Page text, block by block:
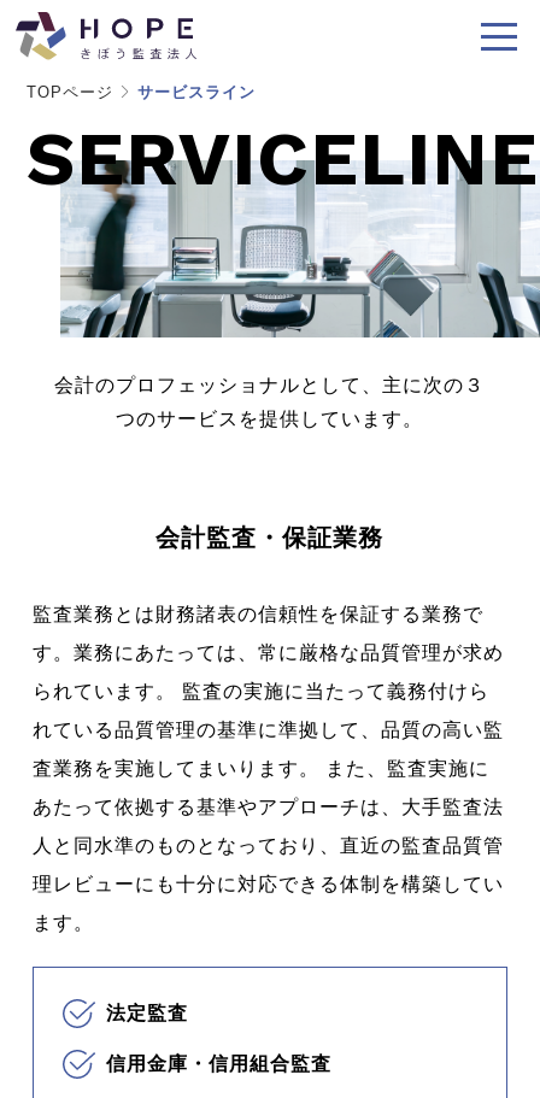
HOME
VISION
SERVICE
QUALITY
PARTNER
HOTLINE
TOPページ サービスライン
SERVICELINE
会計のプロフェッショナルとして、主に次の３
つのサービスを提供しています。
会計監査・保証業務
監査業務とは財務諸表の信頼性を保証する業務で
す。業務にあたっては、常に厳格な品質管理が求め
られています。 監査の実施に当たって義務付けら
れている品質管理の基準に準拠して、品質の高い監
査業務を実施してまいります。 また、監査実施に
あたって依拠する基準やアプローチは、大手監査法
人と同水準のものとなっており、直近の監査品質管
理レビューにも十分に対応できる体制を構築してい
ます。
法定監査
信用金庫・信用組合監査